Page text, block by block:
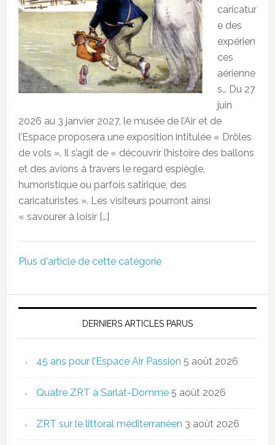
caricatur
e des
expérien
ces
aérienne
s… Du 27
juin
2026 au 3 janvier 2027, le musée de l’Air et de
l’Espace proposera une exposition intitulée « Drôles
de vols ». Il s’agit de « découvrir l’histoire des ballons
et des avions à travers le regard espiègle,
humoristique ou parfois satirique, des
caricaturistes ». Les visiteurs pourront ainsi
« savourer à loisir […]
Plus d'article de cette catégorie
DERNIERS ARTICLES PARUS
45 ans pour l’Espace Air Passion 5 août 2026
Quatre ZRT à Sarlat-Domme 5 août 2026
ZRT sur le littoral méditerranéen 3 août 2026